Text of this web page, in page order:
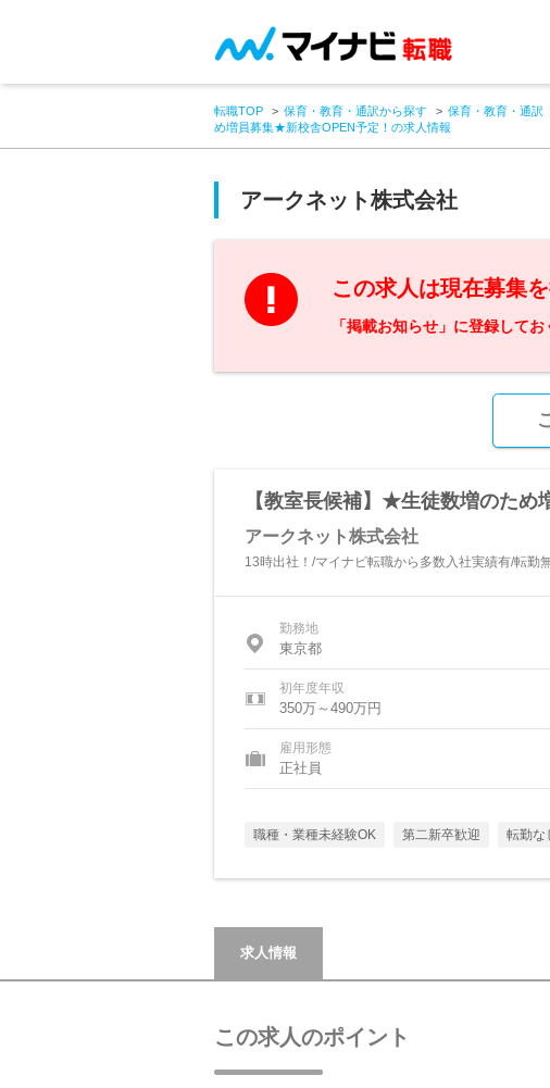
転職TOP 保育・教育・通訳から探す 保育・教育・通訳
め増員募集★新校舎OPEN予定！の求人情報
アークネット株式会社
この求人は現在募集
「掲載お知らせ」に登録して
【教室長候補】★生徒数増のため
アークネット株式会社
13時出社！/マイナビ転職から多数入社実績有/転勤
勤務地
東京都
初年度年収
350万～490万円
雇用形態
正社員
職種・業種未経験OK 第二新卒歓迎 転勤な
求人情報
この求人のポイント